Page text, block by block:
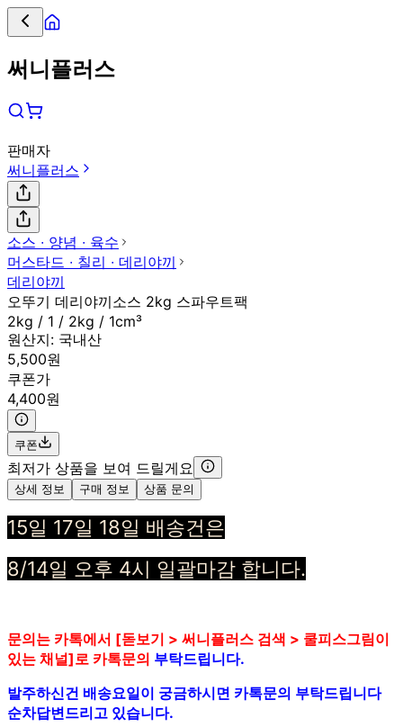
써니플러스
판매자
써니플러스
소스 ∙ 양념 ∙ 육수
머스타드 ∙ 칠리 ∙ 데리야끼
데리야끼
오뚜기 데리야끼소스 2kg 스파우트팩
2kg / 1 / 2kg / 1cm³
원산지: 국내산
5,500원
쿠폰가
4,400원
쿠폰
최저가 상품을 보여 드릴게요
상세 정보 구매 정보 상품 문의
15일 17일 18일 배송건은
8/14일 오후 4시 일괄마감 합니다.
문의는 카톡에서 [돋보기 > 써니플러스 검색 > 쿨피스그림이
있는 채널]로 카톡문의 부탁드립니다.
발주하신건 배송요일이 궁금하시면 카톡문의 부탁드립니다
순차답변드리고 있습니다.